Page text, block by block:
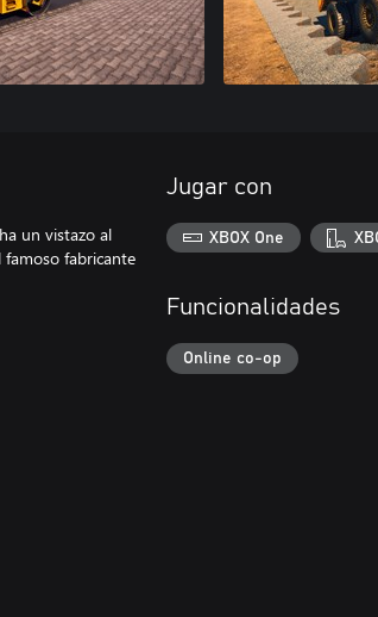
un vistazo al
famoso fabricante
Jugar con
XBOX One
Funcionalidades
Online co-op